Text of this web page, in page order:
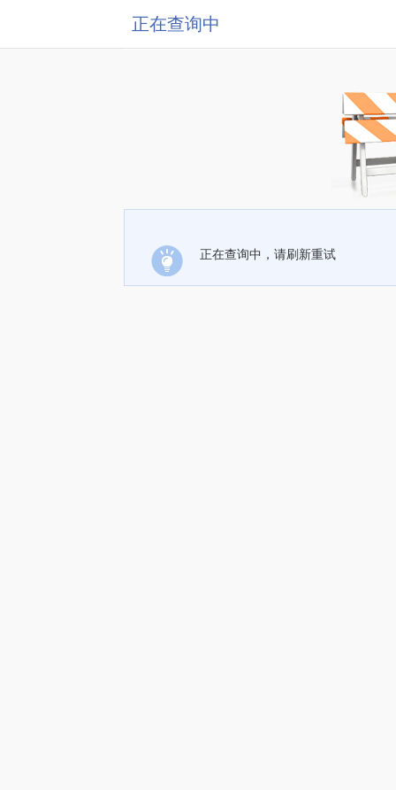
正在查询中
正在查询中，请刷新重试